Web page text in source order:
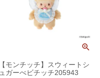
【モンチッチ】スウィートシ
ュガーべビチッチ205943